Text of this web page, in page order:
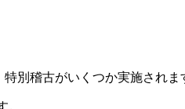
別稽古がいくつか実施されま
。